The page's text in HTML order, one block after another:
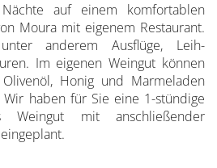
auf einem komfortablen
Moura mit eigenem Restaurant.
anderem Ausflüge, Leih-
Im eigenen Weingut können
Honig und Marmeladen
haben für Sie eine 1-stündige
Weingut mit anschließender